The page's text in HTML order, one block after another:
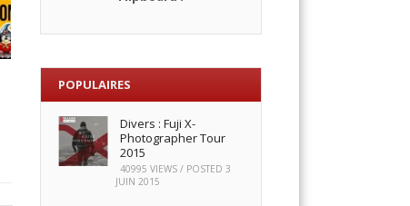
POPULAIRES
Divers : Fuji X-
Photographer Tour
2015
40995 VIEWS / POSTED3
JUIN 2015